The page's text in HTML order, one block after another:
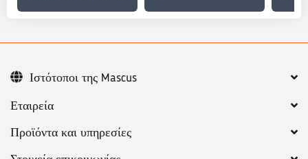
Εταιρεία
Προϊόντα και υπηρεσίες
Ιστότοποι της Mascus